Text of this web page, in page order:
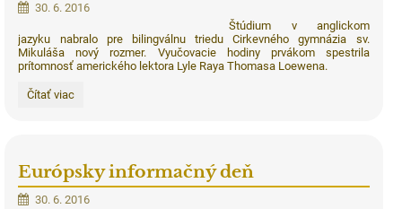
30. 6. 2016
Štúdium v anglickom
jazyku nabralo pre bilingválnu triedu Cirkevného gymnázia sv.
Mikuláša nový rozmer. Vyučovacie hodiny prvákom spestrila
prítomnosť amerického lektora Lyle Raya Thomasa Loewena.
Lektor
Čítať viac
Európsky informačný deň
30. 6. 2016